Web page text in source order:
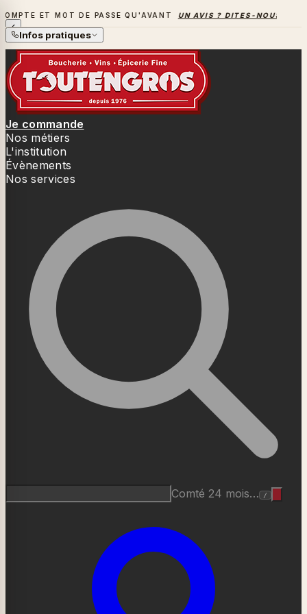
MOT DE PASSE QU'AVANT UN AVIS ? DITES-NOUS TOUT →
LA SAISON DES BARBECUES BAT SON PLEIN
Infos pratiques
Je commande
Nos métiers
L'institution
Évènements
Nos services
Comté 24 mois… /